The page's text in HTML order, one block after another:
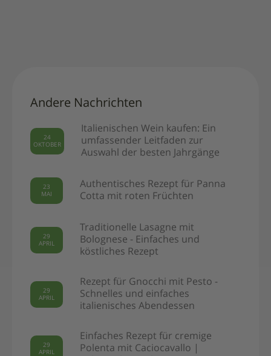
Andere Nachrichten
24
OKTOBER
Italienischen Wein kaufen: Ein
umfassender Leitfaden zur
Auswahl der besten Jahrgänge
23
MAI
Authentisches Rezept für Panna
Cotta mit roten Früchten
29
APRIL
Traditionelle Lasagne mit
Bolognese - Einfaches und
köstliches Rezept
29
APRIL
Rezept für Gnocchi mit Pesto -
Schnelles und einfaches
italienisches Abendessen
29
APRIL
Einfaches Rezept für cremige
Polenta mit Caciocavallo |